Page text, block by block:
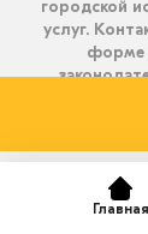
Главная
городской
услуг.
форме